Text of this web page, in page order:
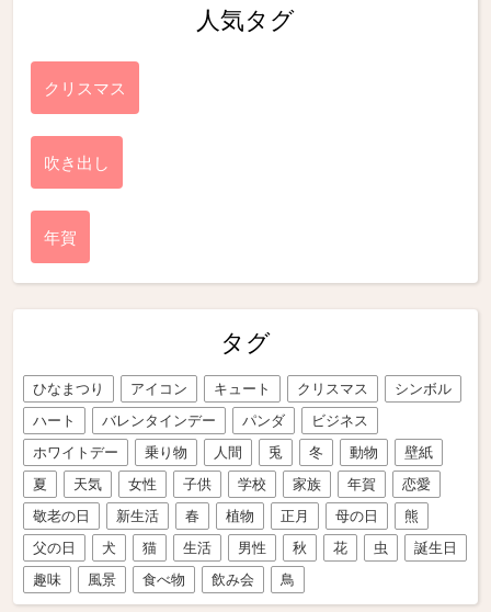
人気タグ
クリスマス
吹き出し
年賀
タグ
ひなまつり アイコン キュート クリスマス
シンボル
ハート
バレンタインデー パンダ
ビジネス
ホワイトデー
乗り物 人間 兎 冬 動物
壁紙
夏
天気 女性 子供 学校 家族 年賀
恋愛
敬老の日
新生活 春 植物 正月 母の日
熊
父の日
犬 猫 生活 男性 秋 花 虫
誕生日
趣味
風景 食べ物 飲み会 鳥